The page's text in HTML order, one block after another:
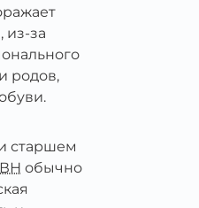
за
родов,
старшем
обычно